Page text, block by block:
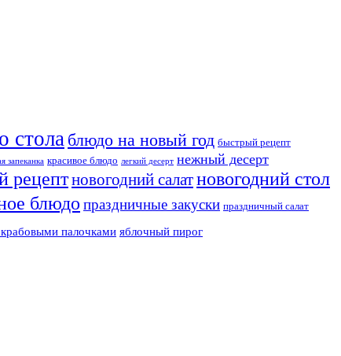
стола блюдо на новый год быстрый рецепт
запеканка красивое блюдо легкий десерт нежный десерт
рецептновогодний салатновогодний стол
блюдо праздничные закуски праздничный салат
крабовыми палочками яблочный пирог